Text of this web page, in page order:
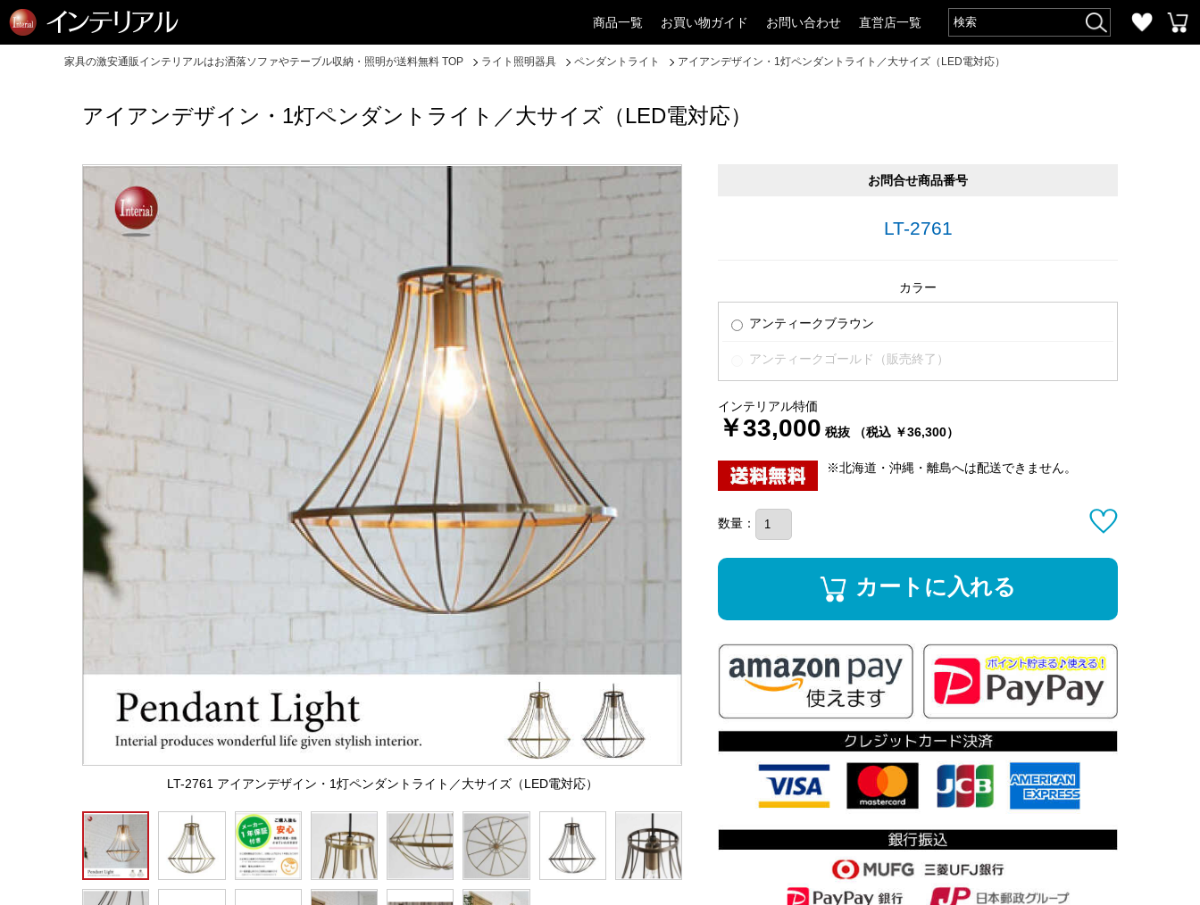
商品一覧 お買い物ガイド お問い合わせ 直営店一覧
家具の激安通販インテリアルはお洒落ソファやテーブル収納・照明が送料無料 TOP ライト照明器具 ペンダントライト アイアンデザイン・1灯ペンダントライト／大サイズ（LED電対応）
アイアンデザイン・1灯ペンダントライト／大サイズ（LED電対応）
LT-2761 アイアンデザイン・1灯ペンダントライト／大サイズ（LED電対応）
お問合せ商品番号
LT-2761
カラー
アンティークブラウン
アンティークゴールド（販売終了）
インテリアル特価
￥33,000 税抜 （税込 ￥36,300）
※北海道・沖縄・離島へは配送できません。
数量：
カートに入れる